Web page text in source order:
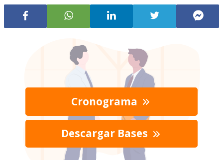
Cronograma
Descargar Bases